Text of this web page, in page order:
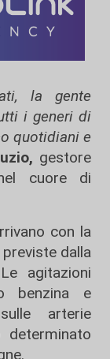
la gente
i generi di
quotidiani e
gestore
cuore di
con la
dalla
agitazioni
benzina e
arterie
determinato